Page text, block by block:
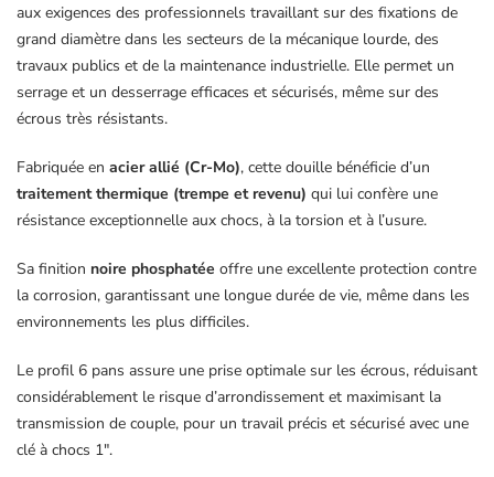
aux exigences des professionnels travaillant sur des fixations de
grand diamètre dans les secteurs de la mécanique lourde, des
travaux publics et de la maintenance industrielle. Elle permet un
serrage et un desserrage efficaces et sécurisés, même sur des
écrous très résistants.
Fabriquée en acier allié (Cr-Mo), cette douille bénéficie d’un
traitement thermique (trempe et revenu) qui lui confère une
résistance exceptionnelle aux chocs, à la torsion et à l’usure.
Sa finition noire phosphatée offre une excellente protection contre
la corrosion, garantissant une longue durée de vie, même dans les
environnements les plus difficiles.
Le profil 6 pans assure une prise optimale sur les écrous, réduisant
considérablement le risque d’arrondissement et maximisant la
transmission de couple, pour un travail précis et sécurisé avec une
clé à chocs 1″.